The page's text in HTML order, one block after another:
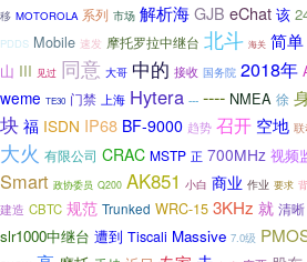
移 MOTOROLA 系列 市场 解析海GJB eChat 该
PDDS Mobile 速发 摩托罗拉中继台 北斗 海关 简单
山 III 见过 同意 大哥 中的 接收 国务院 2018年
weme TE30 门禁 上海 Hytera --- ---- NMEA 徐
块 福 ISDN IP68 BF-9000 趋势 召开 空地
大火 有限公司 CRAC MSTP 正 700MHz 视频
Smart 政协委员 Q200 AK851 小白 商业 作业 要求
建造 CBTC 规范 Trunked WRC-15 3KHz 就 清晰
slr1000中继台 遭到 Tiscali Massive 7.0级